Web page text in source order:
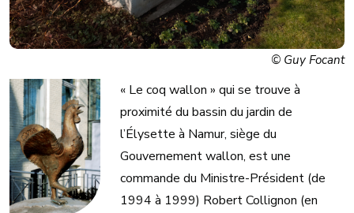
© Guy Focant
« Le coq wallon » qui se trouve à
proximité du bassin du jardin de
l’Élysette à Namur, siège du
Gouvernement wallon, est une
commande du Ministre-Président (de
1994 à 1999) Robert Collignon (en